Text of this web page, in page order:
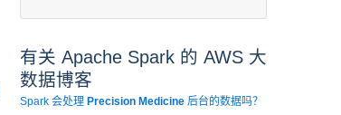
有关 Apache Spark 的 AWS 大
数据博客
Spark 会处理 Precision Medicine 后台的数据吗？